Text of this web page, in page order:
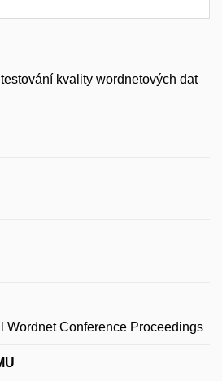
kvality wordnetových dat
Wordnet Conference Proceedings